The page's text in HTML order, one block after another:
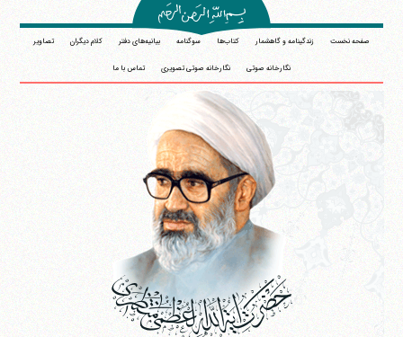
صفحه نخست زندگینامه و گاهشمار کتاب‌ها سوگنامه بیانیه‌های دفتر کلام دیگران تصاویر
نگارخانه صوتی نگارخانه صوتی تصویری تماس با ما